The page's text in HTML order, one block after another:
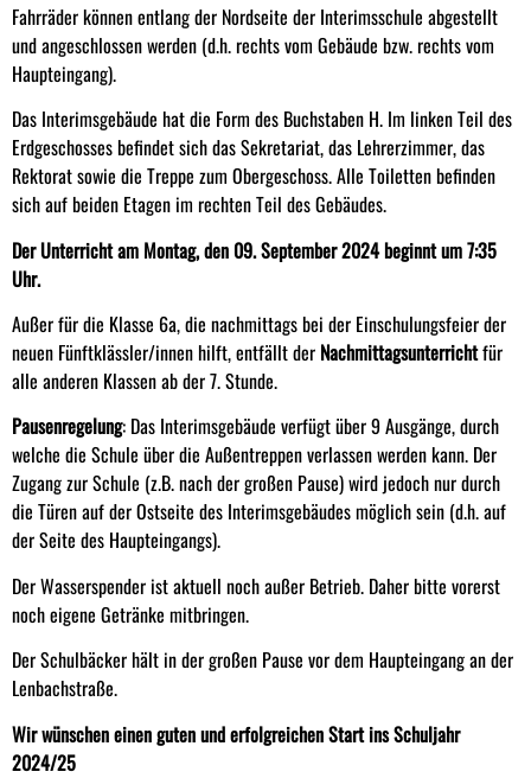
Fahrräder können entlang der Nordseite der Interimsschule abgestellt
und angeschlossen werden (d.h. rechts vom Gebäude bzw. rechts vom
Haupteingang).
Das Interimsgebäude hat die Form des Buchstaben H. Im linken Teil des
Erdgeschosses befindet sich das Sekretariat, das Lehrerzimmer, das
Rektorat sowie die Treppe zum Obergeschoss. Alle Toiletten befinden
sich auf beiden Etagen im rechten Teil des Gebäudes.
Der Unterricht am Montag, den 09. September 2024 beginnt um 7:35
Uhr.
Außer für die Klasse 6a, die nachmittags bei der Einschulungsfeier der
neuen Fünftklässler/innen hilft, entfällt der Nachmittagsunterrichtfür
alle anderen Klassen ab der 7. Stunde.
Pausenregelung: Das Interimsgebäude verfügt über 9 Ausgänge, durch
welche die Schule über die Außentreppen verlassen werden kann. Der
Zugang zur Schule (z.B. nach der großen Pause) wird jedoch nur durch
die Türen auf der Ostseite des Interimsgebäudes möglich sein (d.h. auf
der Seite des Haupteingangs).
Der Wasserspender ist aktuell noch außer Betrieb. Daher bitte vorerst
noch eigene Getränke mitbringen.
Der Schulbäcker hält in der großen Pause vor dem Haupteingang an der
Lenbachstraße.
Wir wünschen einen guten und erfolgreichen Start ins Schuljahr
2024/25